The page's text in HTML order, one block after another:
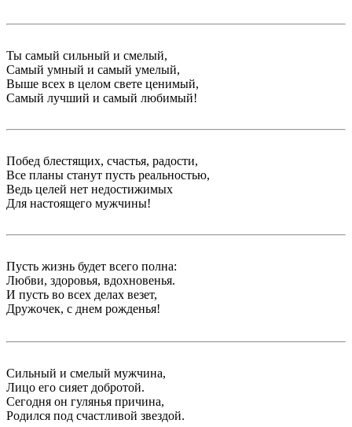
Ты самый сильный и смелый,
Самый умный и самый умелый,
Выше всех в целом свете ценимый,
Самый лучший и самый любимый!
Побед блестящих, счастья, радости,
Все планы станут пусть реальностью,
Ведь целей нет недостижимых
Для настоящего мужчины!
Пусть жизнь будет всего полна:
Любви, здоровья, вдохновенья.
И пусть во всех делах везет,
Дружочек, с днем рожденья!
Сильный и смелый мужчина,
Лицо его сияет добротой.
Сегодня он гулянья причина,
Родился под счастливой звездой.